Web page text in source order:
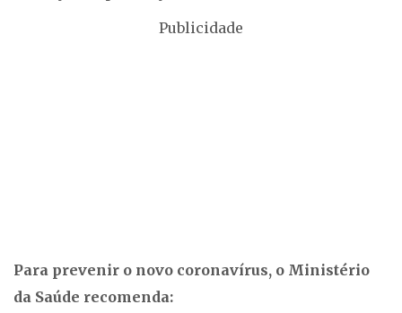
Publicidade
Para prevenir o novo coronavírus, o Ministério
da Saúde recomenda: